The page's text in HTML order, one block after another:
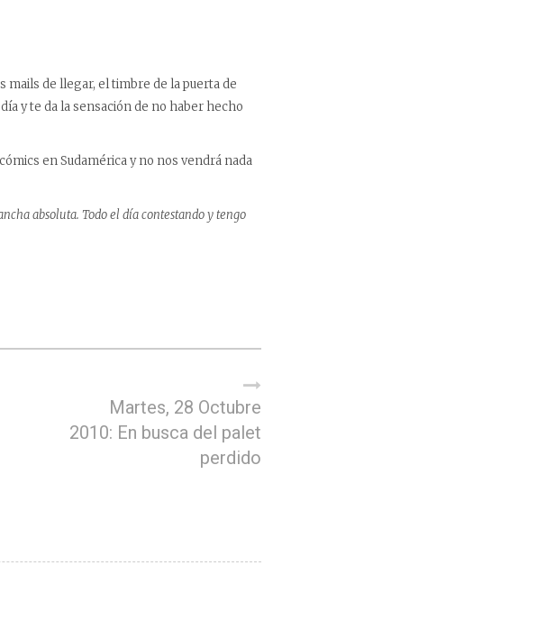
mails de llegar, el timbre de la puerta de
y te da la sensación de no haber hecho
en Sudamérica y no nos vendrá nada
absoluta. Todo el día contestando y tengo
Martes, 28 Octubre
2010: En busca del palet
perdido